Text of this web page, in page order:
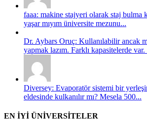
faaa: makine stajyeri olarak staj bulma
yaşar mıyım üniversite mezunu...
Dr. Aybars Oruç: Kullanılabilir ancak
yapmak lazım. Farklı kapasitelerde var.
Diversey: Evaporatör sistemi bir
eldesinde kulkanılır mı? Mesela 500...
EN İYİ ÜNİVERSİTELER